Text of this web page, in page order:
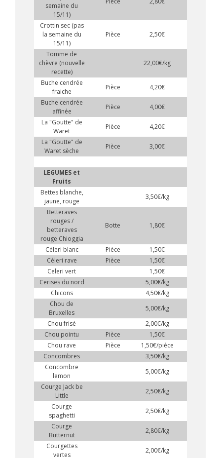
semaine du
15/11)
Crottin sec (pas
la semaine du
15/11)
Pièce 2,50€
Tomme de
chèvre (nouvelle
recette)
22,00€/kg
Buche cendrée
fraiche
Pièce 4,20€
Buche cendrée
affinée
Pièce
4,00€
La "Goutte" de
Waret
Pièce 4,20€
La "Goutte" de
Waret sèche
Pièce 3,00€
LEGUMES et
Fruits
Bettes blanche,
jaune, rouge
3,50€/kg
Betteraves
rouges /
betteraves
rouge Chioggia
Botte 1,80€
Céleri blanc Pièce
1,50€
Céleri rave
Pièce
1,50€
Celeri vert
1,50€
Cerises du nord
5,00€/kg
Chicons
4,50€/kg
Chou de
Bruxelles
5,00€/kg
Chou frisé
2,00€/kg
Chou pointu
Pièce
1,50€
Chou rave
Pièce
1,50€/pièce
Concombres
3,50€/kg
Concombre
lemon
5,00€/kg
Courge Jack be
Little
2,50€/kg
Courge
spaghetti
2,50€/kg
Courge
Butternut
2,80€/kg
Courgettes
vertes
2,00€/kg